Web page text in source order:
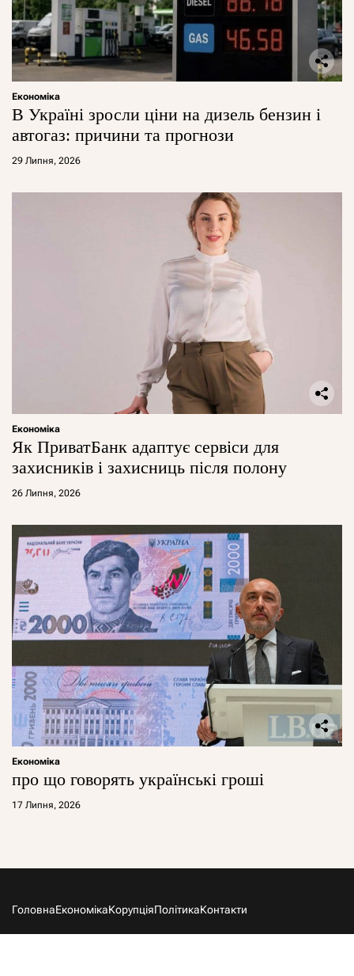
Економіка
В Україні зросли ціни на дизель бензин і
автогаз: причини та прогнози
29 Липня, 2026
Економіка
Як ПриватБанк адаптує сервіси для
захисників і захисниць після полону
26 Липня, 2026
Економіка
про що говорять українські гроші
17 Липня, 2026
ГоловнаЕкономікаКорупціяПолітикаКонтакти